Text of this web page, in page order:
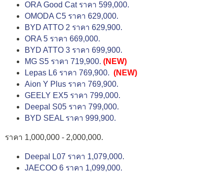
ORA Good Cat ราคา 599,000.
OMODA C5 ราคา 629,000.
BYD ATTO 2 ราคา 629,900.
ORA 5 ราคา 669,000.
BYD ATTO 3 ราคา 699,900.
MG S5 ราคา 719,900. (NEW)
Lepas L6 ราคา 769,900. (NEW)
Aion Y Plus ราคา 769,900.
GEELY EX5 ราคา 799,000.
Deepal S05 ราคา 799,000.
BYD SEAL ราคา 999,900.
ราคา 1,000,000 - 2,000,000.
Deepal L07 ราคา 1,079,000.
JAECOO 6 ราคา 1,099,000.